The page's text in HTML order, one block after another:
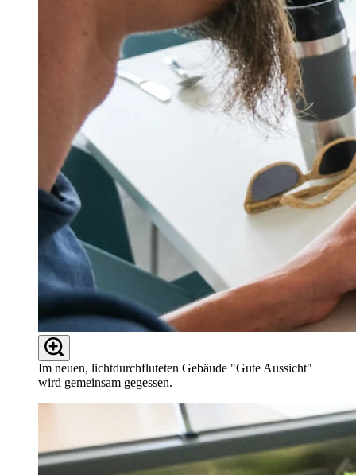
Im neuen, lichtdurchfluteten Gebäude "Gute Aussicht"
wird gemeinsam gegessen.